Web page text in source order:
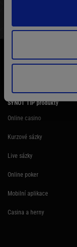
na hazardní hře může
SYNOT TIP produkty
Online casino
Kurzové sázky
Live sázky
Online poker
Mobilní aplikace
Casina a herny